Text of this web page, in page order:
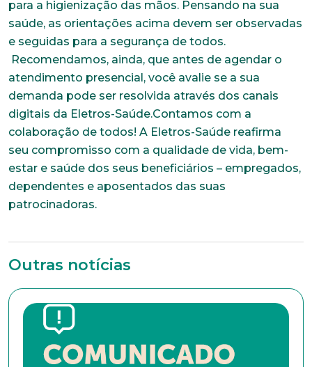
para a higienização das mãos. Pensando na sua
saúde, as orientações acima devem ser observadas
e seguidas para a segurança de todos.
Recomendamos, ainda, que antes de agendar o
atendimento presencial, você avalie se a sua
demanda pode ser resolvida através dos canais
digitais da Eletros-Saúde.Contamos com a
colaboração de todos! A Eletros-Saúde reafirma
seu compromisso com a qualidade de vida, bem-
estar e saúde dos seus beneficiários – empregados,
dependentes e aposentados das suas
patrocinadoras.
Outras notícias
Trabalhe conosco
Faça parte de uma instituição sólida, ética e
comprometida com o bem-estar dos seus
colaboradores. Preencha todos os dados abaixo e